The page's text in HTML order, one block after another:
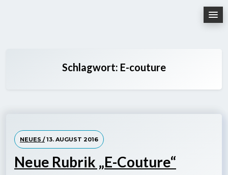
Schlagwort: E-couture
NEUES /13. AUGUST 2016
Neue Rubrik „E-Couture“